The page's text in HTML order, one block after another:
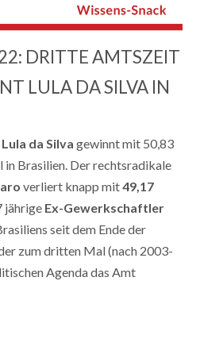
DRITTE AMTSZEIT
LULA DA SILVA IN
Lula da Silva gewinnt mit 50,83
in Brasilien. Der rechtsradikale
verliert knapp mit49,17
jährige Ex-Gewerkschaftler
seit dem Ende der
zum dritten Mal (nach 2003-
Agenda das Amt